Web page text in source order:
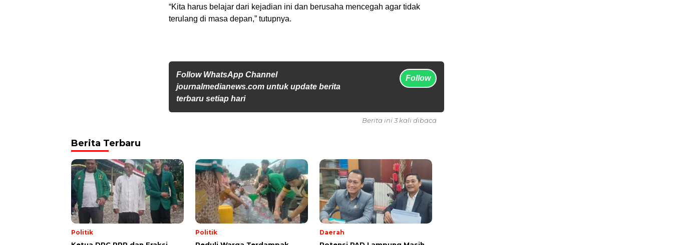
“Kita harus belajar dari kejadian ini dan berusaha mencegah agar tidak
terulang di masa depan,” tutupnya.
Follow WhatsApp Channel
journalmedianews.com untuk update berita
terbaru setiap hari
Follow
Berita ini 3 kali dibaca
Berita Terbaru
Politik Politik Daerah